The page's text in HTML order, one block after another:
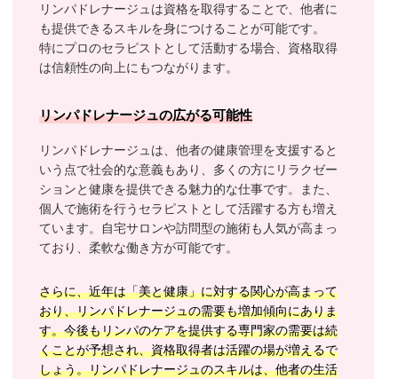
リンパドレナージュは資格を取得することで、他者に
も提供できるスキルを身につけることが可能です。
特にプロのセラピストとして活動する場合、資格取得
は信頼性の向上にもつながります。
リンパドレナージュの広がる可能性
リンパドレナージュは、他者の健康管理を支援すると
いう点で社会的な意義もあり、多くの方にリラクゼー
ションと健康を提供できる魅力的な仕事です。また、
個人で施術を行うセラピストとして活躍する方も増え
ています。自宅サロンや訪問型の施術も人気が高まっ
ており、柔軟な働き方が可能です。
さらに、近年は「美と健康」に対する関心が高まって
おり、リンパドレナージュの需要も増加傾向にありま
す。今後もリンパのケアを提供する専門家の需要は続
くことが予想され、資格取得者は活躍の場が増えるで
しょう。リンパドレナージュのスキルは、他者の生活